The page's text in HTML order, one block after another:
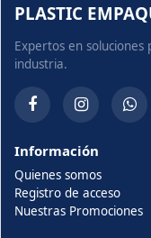
PLASTIC
Expertos en
industria.
Información
Quienes somos
Registro de acceso
Nuestras Promociones